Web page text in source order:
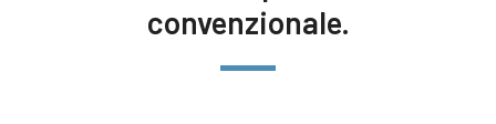
convenzionale.